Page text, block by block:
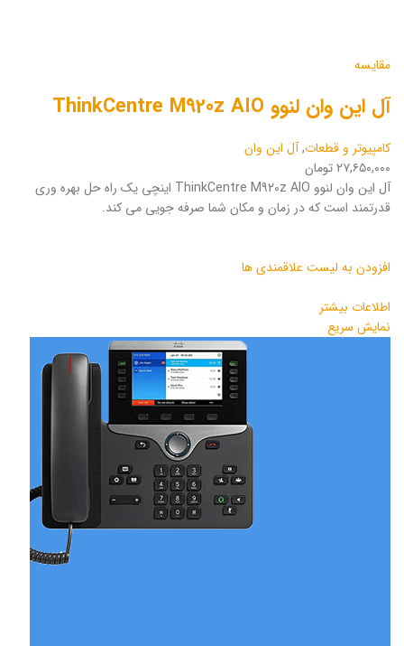
مقایسه
آل این وان لنوو ThinkCentre M920z AIO
کامپیوتر و قطعات,آل این وان
۲۷,۶۵۰,۰۰۰ تومان
آل این وان لنوو ThinkCentre M920z AIO اینچی یک راه حل بهره وری
قدرتمند است که در زمان و مکان شما صرفه جویی می کند.
افزودن به لیست علاقمندی ها
اطلاعات بیشتر
نمایش سریع